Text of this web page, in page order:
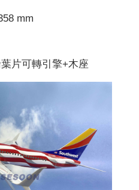
mm
片可轉引擎+木座